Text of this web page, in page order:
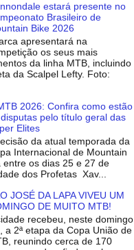
estará presente no
Brasileiro de
Bike 2026
apresentará na
os seus mais
da linha MTB, incluindo
da Scalpel Lefty. Foto:
2026: Confira como estão
pelo título geral das
Elites
da atual temporada da
Internacional de Mountain
entre os dias 25 e 27 de
dos Profetas Xav...
JOSÉ DA LAPA VIVEU UM
DE MUITO MTB!
recebeu, neste domingo
a 2ª etapa da Copa União de
reunindo cerca de 170